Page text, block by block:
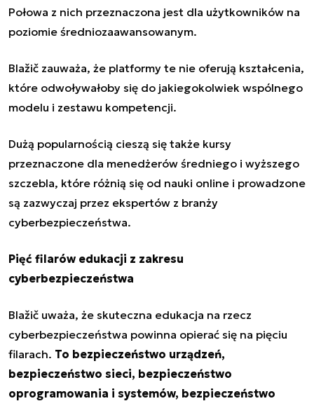
Połowa z nich przeznaczona jest dla użytkowników na
poziomie średniozaawansowanym.
Blažič zauważa, że platformy te nie oferują kształcenia,
które odwoływałoby się do jakiegokolwiek wspólnego
modelu i zestawu kompetencji.
Dużą popularnością cieszą się także kursy
przeznaczone dla menedżerów średniego i wyższego
szczebla, które różnią się od nauki online i prowadzone
są zazwyczaj przez ekspertów z branży
cyberbezpieczeństwa.
Pięć filarów edukacji z zakresu
cyberbezpieczeństwa
Blažič uważa, że skuteczna edukacja na rzecz
cyberbezpieczeństwa powinna opierać się na pięciu
filarach. To bezpieczeństwo urządzeń,
bezpieczeństwo sieci, bezpieczeństwo
oprogramowania i systemów, bezpieczeństwo